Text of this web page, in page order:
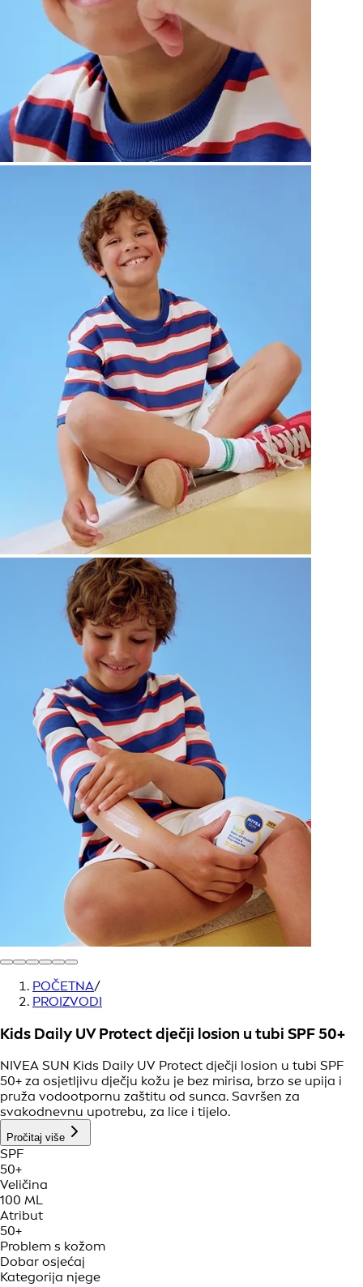
POČETNA/
PROIZVODI
Kids Daily UV Protect dječji losion u tubi SPF 50+
NIVEA SUN Kids Daily UV Protect dječji losion u tubi SPF
50+ za osjetljivu dječju kožu je bez mirisa, brzo se upija i
pruža vodootpornu zaštitu od sunca. Savršen za
svakodnevnu upotrebu, za lice i tijelo.
Pročitaj više
SPF
50+
Veličina
100 ML
Atribut
50+
Problem s kožom
Dobar osjećaj
Kategorija njege